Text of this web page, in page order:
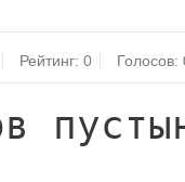
Рейтинг:0 Голосов: